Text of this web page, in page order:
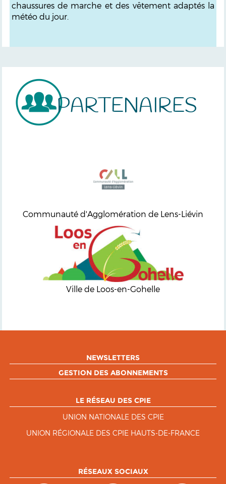
chaussures de marche et des vêtement adaptés la
météo du jour.
PARTENAIRES
Communauté d'Agglomération de Lens-Liévin
Ville de Loos-en-Gohelle
NEWSLETTERS
GESTION DES ABONNEMENTS
LE RÉSEAU DES CPIE
UNION NATIONALE DES CPIE
UNION RÉGIONALE DES CPIE HAUTS-DE-FRANCE
RÉSEAUX SOCIAUX